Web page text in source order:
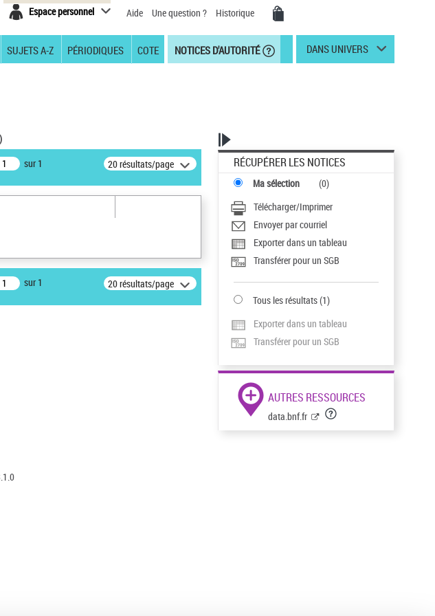
Espace personnel Aide Une question ? Historique
SUJETS A-Z PÉRIODIQUES COTE NOTICES D'AUTORITÉ DANS UNIVERS
)
sur 1 20 résultats/page
sur 1 20 résultats/page
RÉCUPÉRER LES NOTICES
Ma sélection (0)
Télécharger/Imprimer
Envoyer par courriel
Exporter dans un tableau
Transférer pour un SGB
Tous les résultats(1)
Exporter dans un tableau
Transférer pour un SGB
AUTRES RESSOURCES
data.bnf.fr